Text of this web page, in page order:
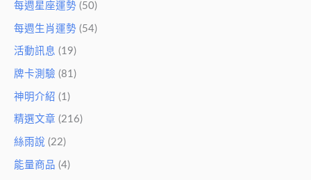
每週星座運勢 (50)
每週生肖運勢 (54)
活動訊息 (19)
牌卡測驗 (81)
神明介紹 (1)
精選文章 (216)
絲雨說 (22)
能量商品 (4)